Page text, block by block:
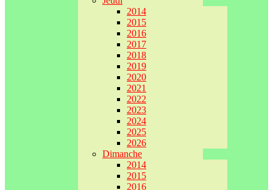
2014
2015
2016
2017
2018
2019
2020
2021
2022
2023
2024
2025
2026
Dimanche
2014
2015
2016